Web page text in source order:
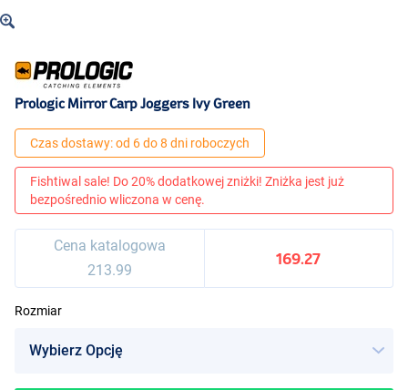
Prologic Mirror Carp Joggers Ivy Green
Czas dostawy: od 6 do 8 dni roboczych
Fishtiwal sale! Do 20% dodatkowej zniżki! Zniżka jest już
bezpośrednio wliczona w cenę.
Cena katalogowa
213.99
169.27
Rozmiar